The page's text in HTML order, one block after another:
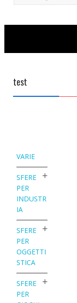
test
VARIE
SFERE
PER
INDUSTR
IA
SFERE
PER
OGGETTI
STICA
SFERE
PER